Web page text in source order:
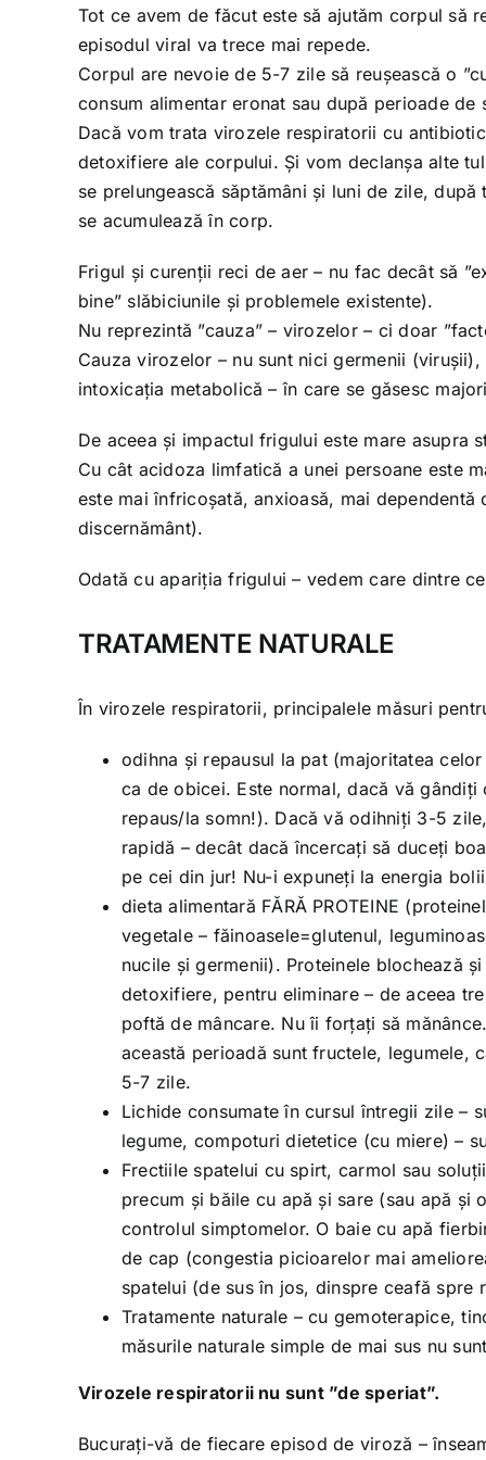
Tot ce avem de făcut este să ajutăm corpul să
episodul viral va trece mai repede.
Corpul are nevoie de 5-7 zile să reușească o
consum alimentar eronat sau după perioade de
Dacă vom trata virozele respiratorii cu
detoxifiere ale corpului. Și vom declanșa alte
se prelungească săptămâni și luni de zile,
se acumulează în corp.
Frigul și curenții reci de aer – nu fac decât să
bine” slăbiciunile și problemele existente).
Nu reprezintă ”cauza” – virozelor – ci doar
Cauza virozelor – nu sunt nici germenii
intoxicația metabolică – în care se găsesc
De aceea și impactul frigului este mare asupra
Cu cât acidoza limfatică a unei persoane este
este mai înfricoșată, anxioasă, mai
discernământ).
Odată cu apariția frigului – vedem care dintre
TRATAMENTE NATURALE
În virozele respiratorii, principalele măsuri
odihna și repausul la pat (majoritatea
ca de obicei. Este normal, dacă vă
repaus/la somn!). Dacă vă odihniți 3-5
rapidă – decât dacă încercați să duceți
pe cei din jur! Nu-i expuneți la energia
dieta alimentară FĂRĂ PROTEINE
vegetale – făinoasele=glutenul,
nucile și germenii). Proteinele blochează
detoxifiere, pentru eliminare – de aceea
poftă de mâncare. Nu îi forțați să
această perioadă sunt fructele, legumele,
5-7 zile.
Lichide consumate în cursul întregii zile –
legume, compoturi dietetice (cu miere) –
Frectiile spatelui cu spirt, carmol sau
precum și băile cu apă și sare (sau apă și
controlul simptomelor. O baie cu apă
de cap (congestia picioarelor mai
spatelui (de sus în jos, dinspre ceafă
Tratamente naturale – cu gemoterapice,
măsurile naturale simple de mai sus nu
Virozele respiratorii nu sunt ”de speriat”.
Bucurați-vă de fiecare episod de viroză –